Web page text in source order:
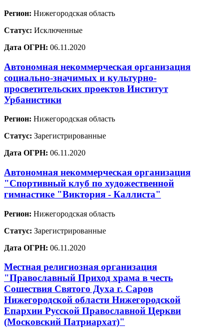
Регион: Нижегородская область
Статус: Исключенные
Дата ОГРН: 06.11.2020
Автономная некоммерческая организация
социально-значимых и культурно-
просветительских проектов Институт
Урбанистики
Регион: Нижегородская область
Статус: Зарегистрированные
Дата ОГРН: 06.11.2020
Автономная некоммерческая организация
"Спортивный клуб по художественной
гимнастике "Виктория - Каллиста"
Регион: Нижегородская область
Статус: Зарегистрированные
Дата ОГРН: 06.11.2020
Местная религиозная организация
"Православный Приход храма в честь
Сошествия Святого Духа г. Саров
Нижегородской области Нижегородской
Епархии Русской Православной Церкви
(Московский Патриархат)"